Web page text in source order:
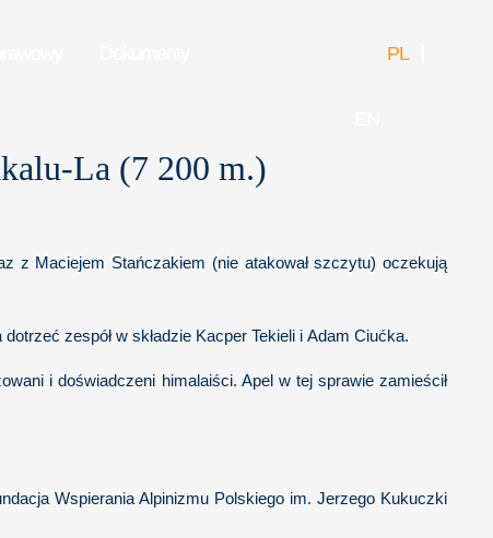
PL
La (7 200 m.)
z Maciejem Stańczakiem (nie atakował szczytu) oczekują
zespół w składzie Kacper Tekieli i Adam Ciućka.
i doświadczeni himalaiści. Apel w tej sprawie zamieścił
Wspierania Alpinizmu Polskiego im. Jerzego Kukuczki